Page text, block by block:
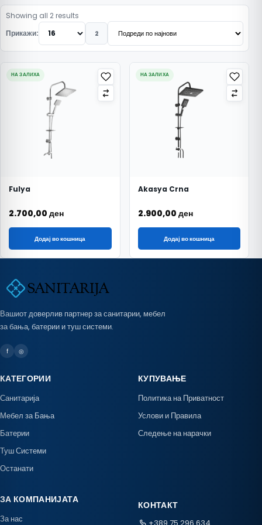
Showing all 2 results
Прикажи:
2
НА ЗАЛИХА
Fulya
2.700,00 ден
Додај во кошница
НА ЗАЛИХА
Akasya Crna
2.900,00 ден
Додај во кошница
Вашиот доверлив партнер за санитарии, мебел
за бања, батерии и туш системи.
f ◎
КАТЕГОРИИ
Санитарија
Мебел за Бања
Батерии
Туш Системи
Останати
КУПУВАЊЕ
Политика на Приватност
Услови и Правила
Следење на нарачки
ЗА КОМПАНИЈАТА
За нас
КОНТАКТ